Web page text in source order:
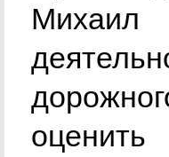
Михаил